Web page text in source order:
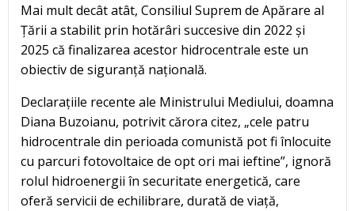
Mai mult decât atât, Consiliul Suprem de Apărare al
Țării a stabilit prin hotărâri succesive din 2022 și
2025 că finalizarea acestor hidrocentrale este un
obiectiv de siguranță națională.
Declarațiile recente ale Ministrului Mediului, doamna
Diana Buzoianu, potrivit cărora citez, „cele patru
hidrocentrale din perioada comunistă pot fi înlocuite
cu parcuri fotovoltaice de opt ori mai ieftine”, ignoră
rolul hidroenergii în securitate energetică, care
oferă servicii de echilibrare, durată de viață,